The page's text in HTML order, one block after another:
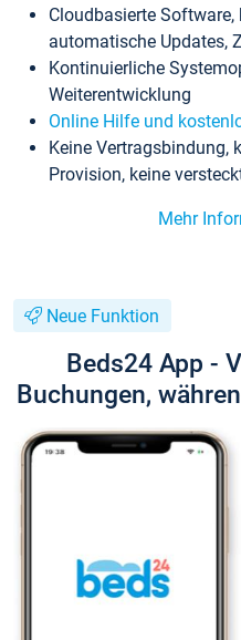
Cloudbasierte
automatische Updates,
Kontinuierliche
Weiterentwicklung
Online Hilfe und
Keine Vertragsbindung,
Provision, keine
Mehr
Neue Funktion
Beds24 App -
Buchungen,